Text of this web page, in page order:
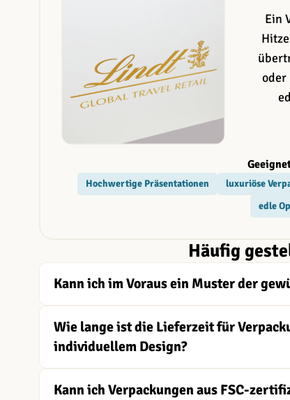
Ein
oder
Hochwertige Präsentationen luxuriöse
edle
Häufig
Kann ich im Voraus ein Muster der
Wie lange ist die Lieferzeit für
individuellem Design?
Kann ich Verpackungen aus FSC-